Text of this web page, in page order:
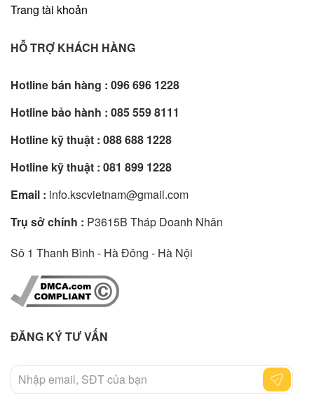
Trang tài khoản
HỖ TRỢ KHÁCH HÀNG
Hotline bán hàng : 096 696 1228
Hotline bảo hành : 085 559 8111
Hotline kỹ thuật : 088 688 1228
Hotline kỹ thuật : 081 899 1228
Email : info.kscvietnam@gmail.com
Trụ sở chính : P3615B Tháp Doanh Nhân
Sô 1 Thanh Bình - Hà Đông - Hà Nội
ĐĂNG KÝ TƯ VẤN